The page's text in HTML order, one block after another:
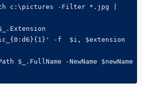
c:\pictures -Filter *.jpg |
-f  $i, $extension
$_.FullName -NewName $newName